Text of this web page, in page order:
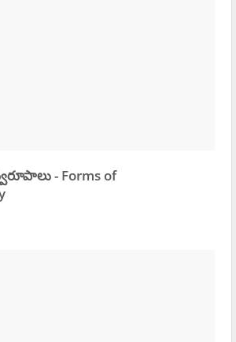
- Forms of